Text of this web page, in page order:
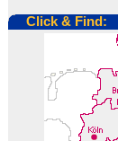
Click & Find: